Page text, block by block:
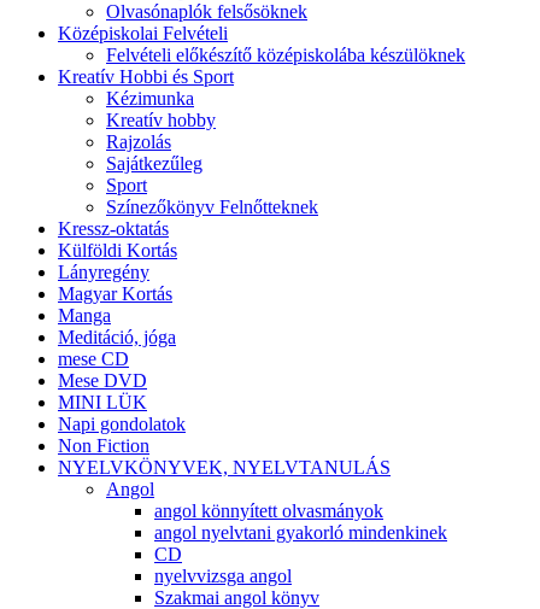
Olvasónaplók felsősöknek
Középiskolai Felvételi
Felvételi előkészítő középiskolába készülöknek
Kreatív Hobbi és Sport
Kézimunka
Kreatív hobby
Rajzolás
Sajátkezűleg
Sport
Színezőkönyv Felnőtteknek
Kressz-oktatás
Külföldi Kortás
Lányregény
Magyar Kortás
Manga
Meditáció, jóga
mese CD
Mese DVD
MINI LÜK
Napi gondolatok
Non Fiction
NYELVKÖNYVEK, NYELVTANULÁS
Angol
angol könnyített olvasmányok
angol nyelvtani gyakorló mindenkinek
CD
nyelvvizsga angol
Szakmai angol könyv